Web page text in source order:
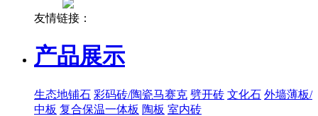
友情链接：
产品展示
生态地铺石 彩码砖/陶瓷马赛克 劈开砖 文化石 外墙薄板/
中板 复合保温一体板 陶板 室内砖